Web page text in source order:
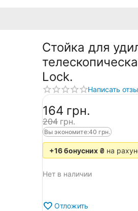
Стойка для
Lock.
Написать
‍164‍ грн.
‍204‍ грн.
Вы экономите:40 грн.
+16 бонусних ₴ на
Нет в наличии
Отложить